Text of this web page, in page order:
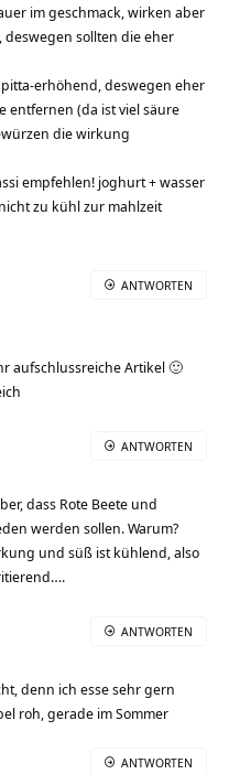
im geschmack, wirken aber
sollten die eher
erhöhend, deswegen eher
entfernen (da ist viel säure
die wirkung
empfehlen! joghurt + wasser
zu kühl zur mahlzeit
aufschlussreiche Artikel 🙂
ANTWORTEN
dass Rote Beete und
werden sollen. Warum?
und süß ist kühlend, also
ANTWORTEN
denn ich esse sehr gern
roh, gerade im Sommer
ANTWORTEN
ANTWORTEN